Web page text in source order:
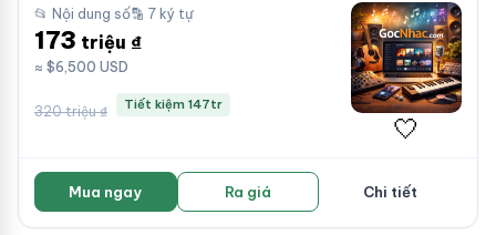
📂 Nội dung số🔡 7 ký tự
173 triệu ₫
≈ $6,500 USD
320 triệu ₫ Tiết kiệm 147tr
🤍
Mua ngay Ra giá Chi tiết